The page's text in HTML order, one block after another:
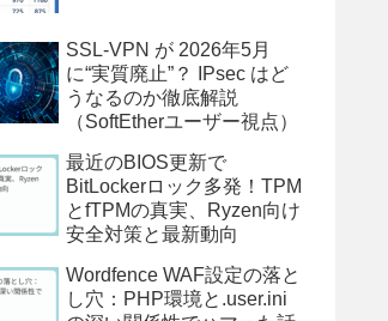
SSL-VPN が 2026年5月
に“実質廃止”？ IPsec はど
うなるのか徹底解説
（SoftEtherユーザー視点）
最近のBIOS更新で
BitLockerロック多発！TPM
とfTPMの真実、Ryzen向け
安全対策と最新動向
Wordfence WAF設定の落と
し穴：PHP環境と.user.ini